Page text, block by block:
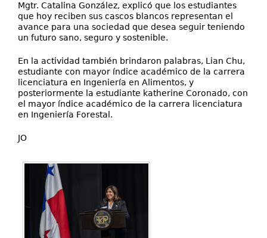
Mgtr. Catalina González, explicó que los estudiantes
que hoy reciben sus cascos blancos representan el
avance para una sociedad que desea seguir teniendo
un futuro sano, seguro y sostenible.
En la actividad también brindaron palabras, Lian Chu,
estudiante con mayor índice académico de la carrera
licenciatura en Ingeniería en Alimentos, y
posteriormente la estudiante katherine Coronado, con
el mayor índice académico de la carrera licenciatura
en Ingeniería Forestal.
JO